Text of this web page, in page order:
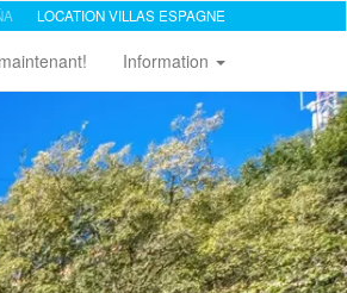
LOCATION VILLAS ESPAGNE
Information